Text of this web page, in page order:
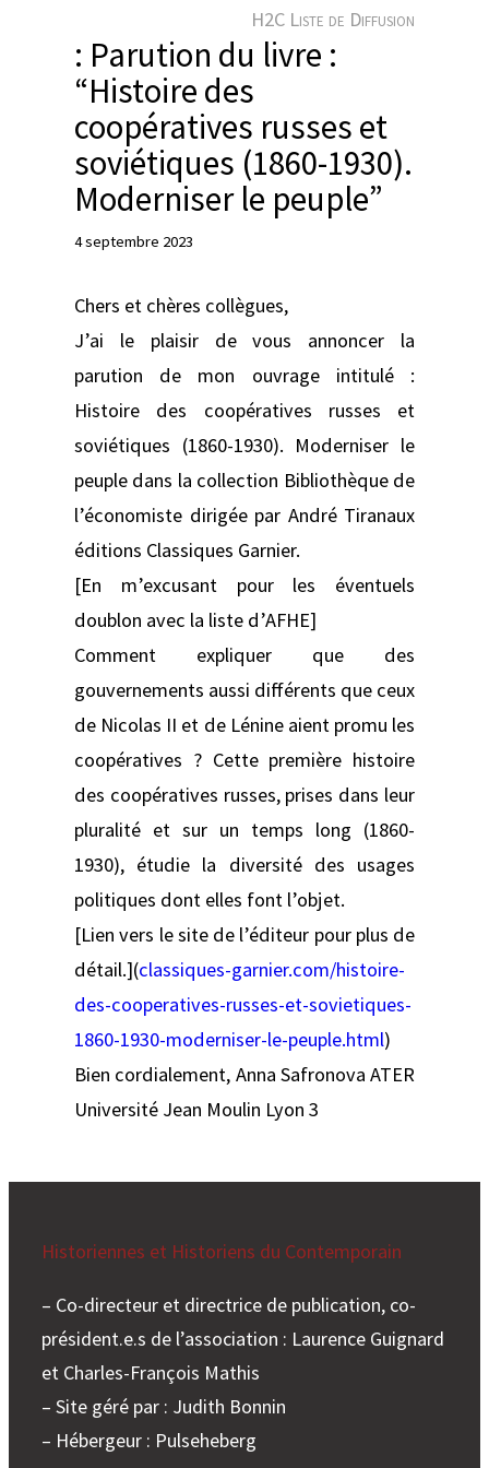
r
H2C Liste de Diffusion
: Parution du livre :
“Histoire des
coopératives russes et
soviétiques (1860-1930).
Moderniser le peuple”
4 septembre 2023
Chers et chères collègues,
J’ai le plaisir de vous annoncer la
parution de mon ouvrage intitulé :
Histoire des coopératives russes et
soviétiques (1860-1930). Moderniser le
peuple dans la collection Bibliothèque de
l’économiste dirigée par André Tiranaux
éditions Classiques Garnier.
[En m’excusant pour les éventuels
doublon avec la liste d’AFHE]
Comment expliquer que des
gouvernements aussi différents que ceux
de Nicolas II et de Lénine aient promu les
coopératives ? Cette première histoire
des coopératives russes, prises dans leur
pluralité et sur un temps long (1860-
1930), étudie la diversité des usages
politiques dont elles font l’objet.
[Lien vers le site de l’éditeur pour plus de
détail.](classiques-garnier.com/histoire-
des-cooperatives-russes-et-sovietiques-
1860-1930-moderniser-le-peuple.html)
Bien cordialement, Anna Safronova ATER
Université Jean Moulin Lyon 3
Historiennes et Historiens du Contemporain
– Co-directeur et directrice de publication, co-
président.e.s de l’association : Laurence Guignard
et Charles-François Mathis
– Site géré par : Judith Bonnin
– Hébergeur : Pulseheberg